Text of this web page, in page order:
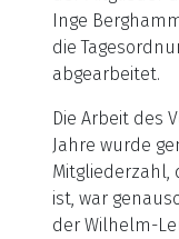
Inge
die
abgearbeitet.
Die Arbeit des
Jahre wurde
Mitgliederzahl,
ist, war
der Wilhelm-